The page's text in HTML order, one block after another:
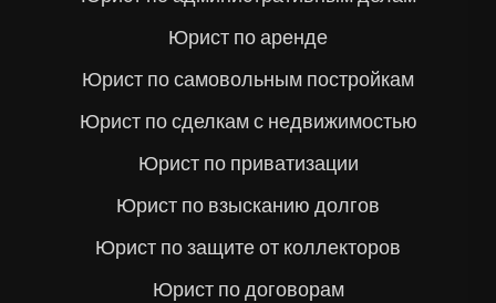
Юрист по аренде
Юрист по самовольным постройкам
Юрист по сделкам с недвижимостью
Юрист по приватизации
Юрист по взысканию долгов
Юрист по защите от коллекторов
Юрист по договорам